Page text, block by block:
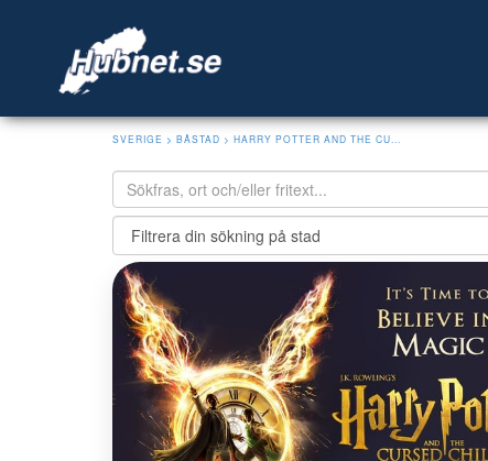
SVERIGE > BÅSTAD > HARRY POTTER AND THE CU...